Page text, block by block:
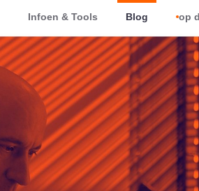
Infoen & Tools Blog op